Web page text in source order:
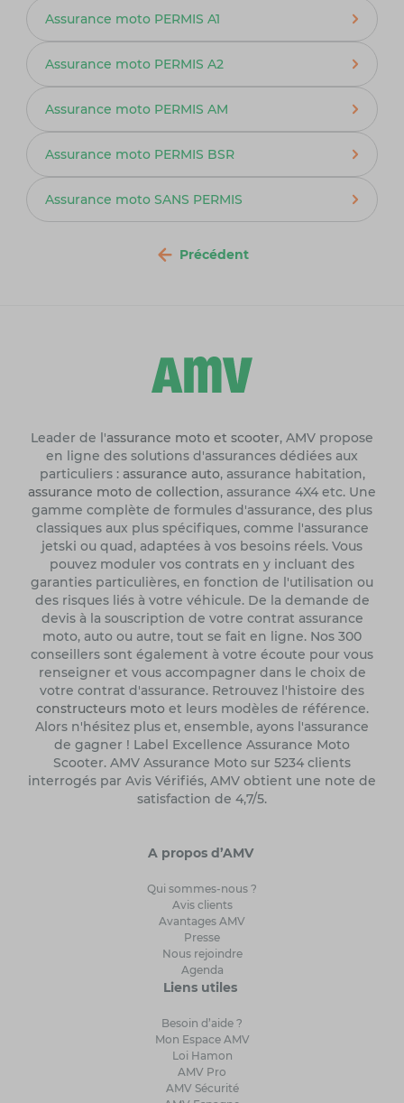
Assurance moto PERMIS A1
Assurance moto PERMIS A2
Assurance moto PERMIS AM
Assurance moto PERMIS BSR
Assurance moto SANS PERMIS
Précédent
Leader de l'assurance moto et scooter, AMV propose
en ligne des solutions d'assurances dédiées aux
particuliers : assurance auto, assurance habitation,
assurance moto de collection, assurance 4X4 etc. Une
gamme complète de formules d'assurance, des plus
classiques aux plus spécifiques, comme l'assurance
jetski ou quad, adaptées à vos besoins réels. Vous
pouvez moduler vos contrats en y incluant des
garanties particulières, en fonction de l'utilisation ou
des risques liés à votre véhicule. De la demande de
devis à la souscription de votre contrat assurance
moto, auto ou autre, tout se fait en ligne. Nos 300
conseillers sont également à votre écoute pour vous
renseigner et vous accompagner dans le choix de
votre contrat d'assurance. Retrouvez l'histoire des
constructeurs motoet leurs modèles de référence.
Alors n'hésitez plus et, ensemble, ayons l'assurance
de gagner ! Label Excellence Assurance Moto
Scooter. AMV Assurance Moto sur 5234 clients
interrogés par Avis Vérifiés, AMV obtient une note de
satisfaction de 4,7/5.
A propos d’AMV
Qui sommes-nous ?
Avis clients
Avantages AMV
Presse
Nous rejoindre
Agenda
Liens utiles
Besoin d’aide ?
Mon Espace AMV
Loi Hamon
AMV Pro
AMV Sécurité